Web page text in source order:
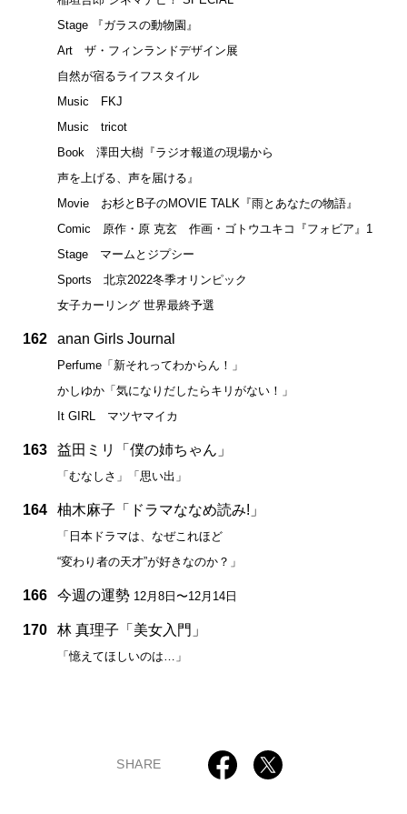
Stage 『ガラスの動物園』
Art ザ・フィンランドデザイン展
自然が宿るライフスタイル
Music FKJ
Music tricot
Book 澤田大樹『ラジオ報道の現場から
声を上げる、声を届ける』
Movie お杉とB子のMOVIE TALK『雨とあなたの物語』
Comic 原作・原 克玄 作画・ゴトウユキコ『フォビア』1
Stage マームとジプシー
Sports 北京2022冬季オリンピック
女子カーリング 世界最終予選
162 anan Girls Journal
Perfume「新それってわからん！」
かしゆか「気になりだしたらキリがない！」
It GIRL マツヤマイカ
163 益田ミリ「僕の姉ちゃん」
「むなしさ」「思い出」
164 柚木麻子「ドラマななめ読み!」
「日本ドラマは、なぜこれほど
“変わり者の天才”が好きなのか？」
166 今週の運勢 12月8日〜12月14日
170 林 真理子「美女入門」
「憶えてほしいのは…」
SHARE